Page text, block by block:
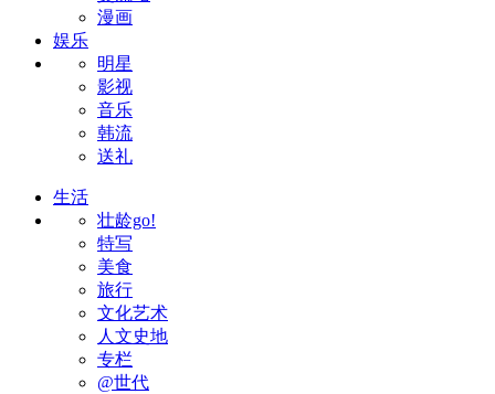
漫画
娱乐
明星
影视
音乐
韩流
送礼
生活
壮龄go!
特写
美食
旅行
文化艺术
人文史地
专栏
@世代